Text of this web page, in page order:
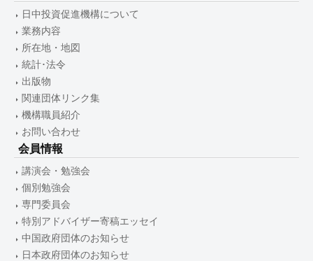
日中投資促進機構について
業務内容
所在地・地図
統計･法令
出版物
関連団体リンク集
機構職員紹介
お問い合わせ
会員情報
講演会・勉強会
個別勉強会
専門委員会
特別アドバイザー寄稿エッセイ
中国政府団体のお知らせ
日本政府団体のお知らせ